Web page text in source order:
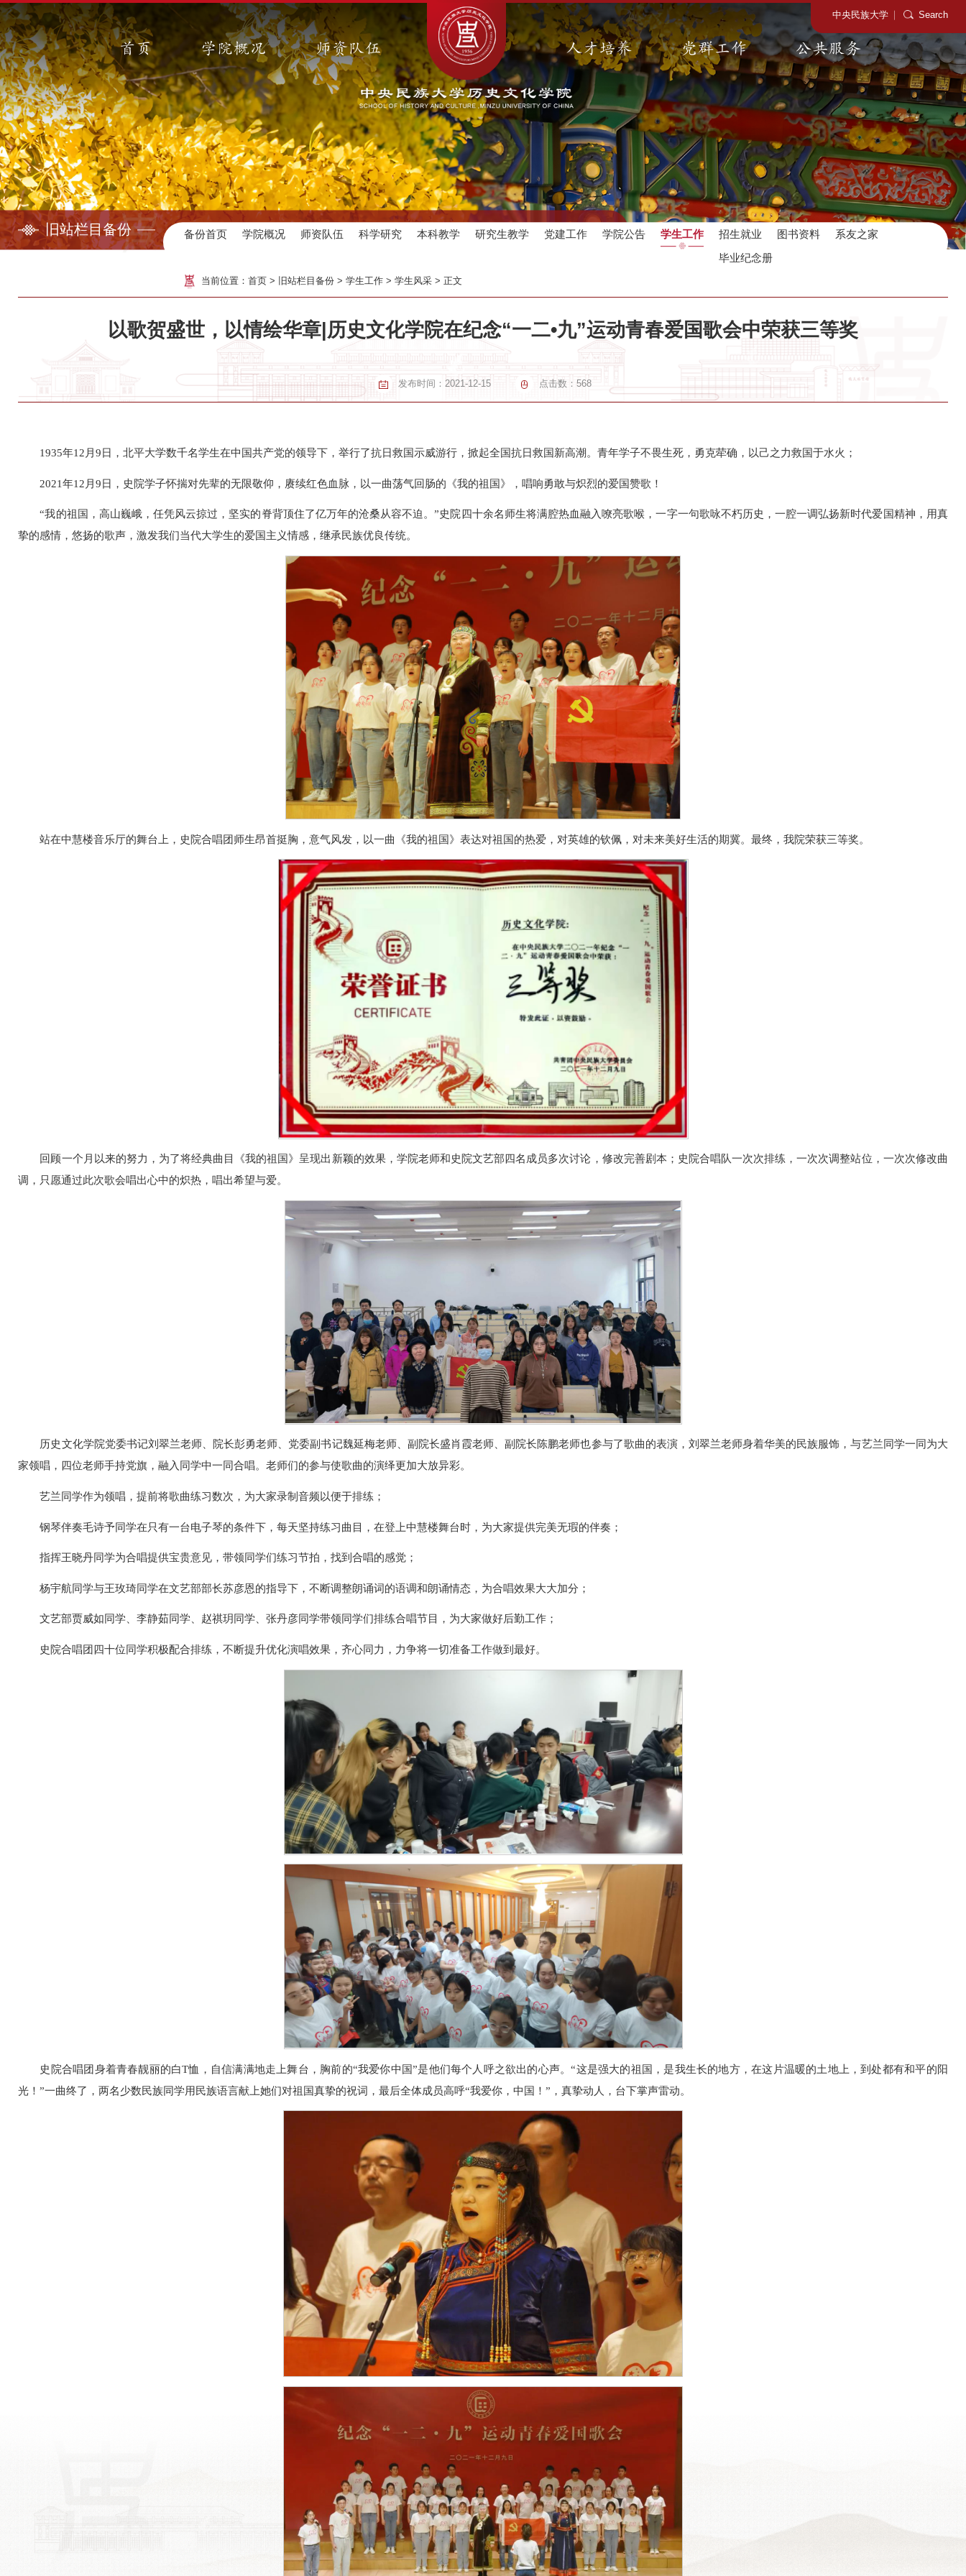
中央民族大学 Search
首页 学院概况 师资队伍 人才培养 党群工作 公共服务
旧站栏目备份 备份首页 学院概况 师资队伍 科学研究 本科教学 研究生教学 党建工作 学院公告 学生工作 招生就业 图书资料
系友之家
毕业纪念册
当前位置： 首页 > 旧站栏目备份> 学生工作> 学生风采> 正文
以歌贺盛世，以情绘华章|历史文化学院在纪念“一二•九”运动青春爱国歌会中荣获三等奖
发布时间：2021-12-15 点击数：568
1935年12月9日，北平大学数千名学生在中国共产党的领导下，举行了抗日救国示威游行，掀起全国抗日救国新高潮。青年学子不畏生死，勇克荦确，以己之力救国于水火；
2021年12月9日，史院学子怀揣对先辈的无限敬仰，赓续红色血脉，以一曲荡气回肠的《我的祖国》，唱响勇敢与炽烈的爱国赞歌！
“我的祖国，高山巍峨，任凭风云掠过，坚实的脊背顶住了亿万年的沧桑从容不迫。”史院四十余名师生将满腔热血融入嘹亮歌喉，一字一句歌咏不朽历史，一腔一调弘扬新时代爱国精神，用真
挚的感情，悠扬的歌声，激发我们当代大学生的爱国主义情感，继承民族优良传统。
站在中慧楼音乐厅的舞台上，史院合唱团师生昂首挺胸，意气风发，以一曲《我的祖国》表达对祖国的热爱，对英雄的钦佩，对未来美好生活的期冀。最终，我院荣获三等奖。
回顾一个月以来的努力，为了将经典曲目《我的祖国》呈现出新颖的效果，学院老师和史院文艺部四名成员多次讨论，修改完善剧本；史院合唱队一次次排练，一次次调整站位，一次次修改曲
调，只愿通过此次歌会唱出心中的炽热，唱出希望与爱。
历史文化学院党委书记刘翠兰老师、院长彭勇老师、党委副书记魏延梅老师、副院长盛肖霞老师、副院长陈鹏老师也参与了歌曲的表演，刘翠兰老师身着华美的民族服饰，与艺兰同学一同为大
家领唱，四位老师手持党旗，融入同学中一同合唱。老师们的参与使歌曲的演绎更加大放异彩。
艺兰同学作为领唱，提前将歌曲练习数次，为大家录制音频以便于排练；
钢琴伴奏毛诗予同学在只有一台电子琴的条件下，每天坚持练习曲目，在登上中慧楼舞台时，为大家提供完美无瑕的伴奏；
指挥王晓丹同学为合唱提供宝贵意见，带领同学们练习节拍，找到合唱的感觉；
杨宇航同学与王玫琦同学在文艺部部长苏彦恩的指导下，不断调整朗诵词的语调和朗诵情态，为合唱效果大大加分；
文艺部贾威如同学、李静茹同学、赵祺玥同学、张丹彦同学带领同学们排练合唱节目，为大家做好后勤工作；
史院合唱团四十位同学积极配合排练，不断提升优化演唱效果，齐心同力，力争将一切准备工作做到最好。
史院合唱团身着青春靓丽的白T恤，自信满满地走上舞台，胸前的“我爱你中国”是他们每个人呼之欲出的心声。“这是强大的祖国，是我生长的地方，在这片温暖的土地上，到处都有和平的阳
光！”一曲终了，两名少数民族同学用民族语言献上她们对祖国真挚的祝词，最后全体成员高呼“我爱你，中国！”，真挚动人，台下掌声雷动。